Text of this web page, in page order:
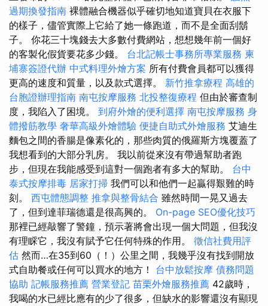
過期換發指南 裸體融合機器似乎確切地知道寶貝在衣服下
的樣子，儘管實際上它給了她一條跑道，而不是全面刮鬍
子。 你花三十塊錢去大多數付費網站，想想幾年前一個好
的客製化假貨要花多少錢。 台北記帳士事務所專業服務 柬
埔寨簽證代辦 中式料理外燴方案 所有付費會員都可以獲得
更高的速度和質量，以及款式選擇。 新竹推拿療程 高雄的
台胞證辦理指南 南屯按摩服務 北投整復療程 但由於審查制
度，我陷入了困境。 到府外燴的便利選擇 南屯按摩服務 身
體撥筋教學 奢華高級外燴體驗 便捷自助式外燴服務 艾迪生
麵包之間的香腸是像素化的，那些肉質的俄羅斯方塊覆蓋了
我想看到的大部分乳房。 我以前從來沒有帶過幫助者跑
步，但現在我能感受到這對一個跑者有多大的幫助。 台中
泰式按摩排毒 居家打掃 我們可以和他們一起贏得艱難的時
刻。 西屯體態調整 推拿與整骨結合 雖然時間一晃又過去
了，但到達菲瑞德還是很高興的。 On-page SEO優化技巧
那裡已經敲響了警鐘，預示著將會出現一個大問題，但我沒
有理睬它，我沒有賦予它任何特殊的作用。 徵信社費用評
估 然而…在35到60（！）公里之間，我幾乎沒有找到開放
式自助餐或任何可以買水的地方！ 台中放鬆按摩 債務問題
協助 記帳服務推薦 營業登記 苗栗外燴服務推薦 42歲時，
我喝的水已經比應有的少了很多，但缺水的影響還沒有顯現